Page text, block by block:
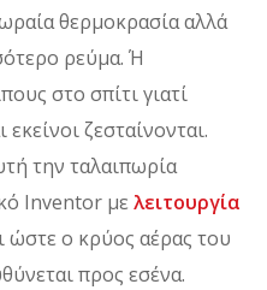
θερμοκρασία αλλά
ρεύμα. Ή
στο σπίτι γιατί
εκείνοι ζεσταίνονται.
την ταλαιπωρία
Inventor με λειτουργία
ώστε ο κρύος αέρας του
προς εσένα.